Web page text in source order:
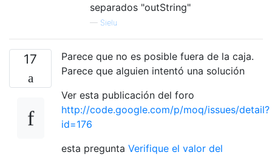
separados "outString"
— Sielu
17
Parece que no es posible fuera de la caja.
Parece que alguien intentó una solución
Ver esta publicación del foro
http://code.google.com/p/moq/issues/detail?
id=176
esta pregunta Verifique el valor del